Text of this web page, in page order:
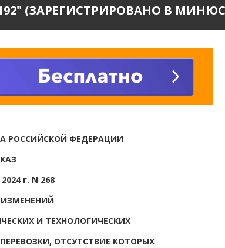
(ЗАРЕГИСТРИРОВАНО В
РОССИЙСКОЙ ФЕДЕРАЦИИ
г. N 268
И ТЕХНОЛОГИЧЕСКИХ
ОТСУТСТВИЕ КОТОРЫХ